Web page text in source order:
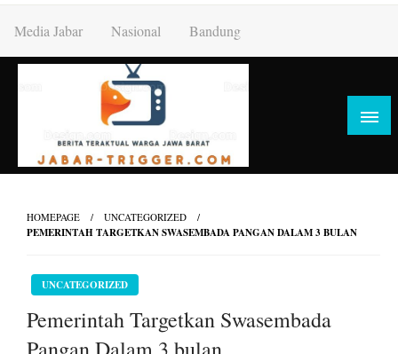
content
Media Jabar Nasional Bandung
HOMEPAGE UNCATEGORIZED
PEMERINTAH TARGETKAN SWASEMBADA PANGAN DALAM 3 BULAN
UNCATEGORIZED
Pemerintah Targetkan Swasembada